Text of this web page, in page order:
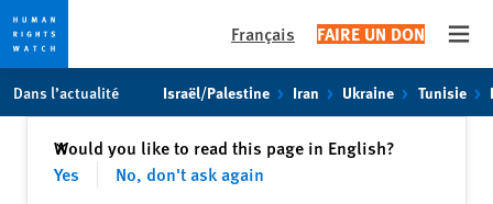
toto
content
Français FAIRE UN DON
Dans l’actualité Israël/Palestine Iran Ukraine Tunisie
Would you like to read this page in English?
Yes
No, don't ask again
✕Fermer